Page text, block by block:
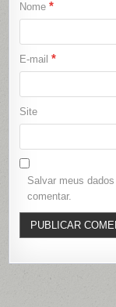
Nome*
E-mail*
Site
Salvar meus
comentar.